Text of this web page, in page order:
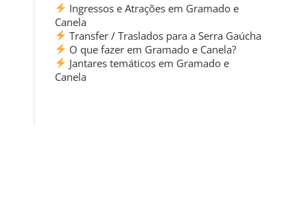
Ingressos e Atrações em Gramado e
Canela
Transfer / Traslados para a Serra Gaúcha
O que fazer em Gramado e Canela?
Jantares temáticos em Gramado e
Canela